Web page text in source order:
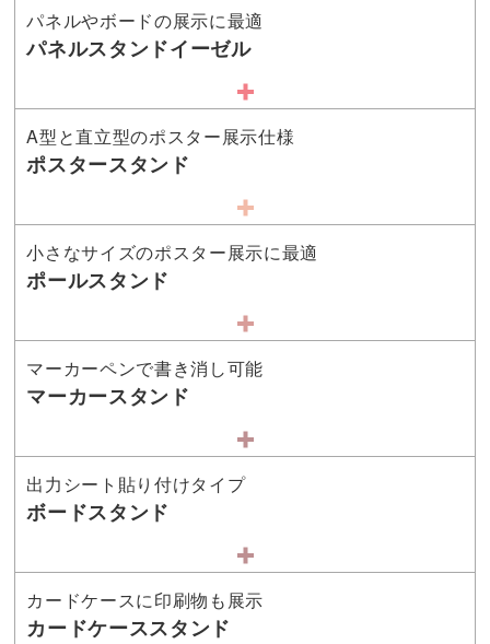
パネルやボードの展示に最適
パネルスタンドイーゼル
A型と直立型のポスター展示仕様
ポスタースタンド
小さなサイズのポスター展示に最適
ポールスタンド
マーカーペンで書き消し可能
マーカースタンド
出力シート貼り付けタイプ
ボードスタンド
カードケースに印刷物も展示
カードケーススタンド